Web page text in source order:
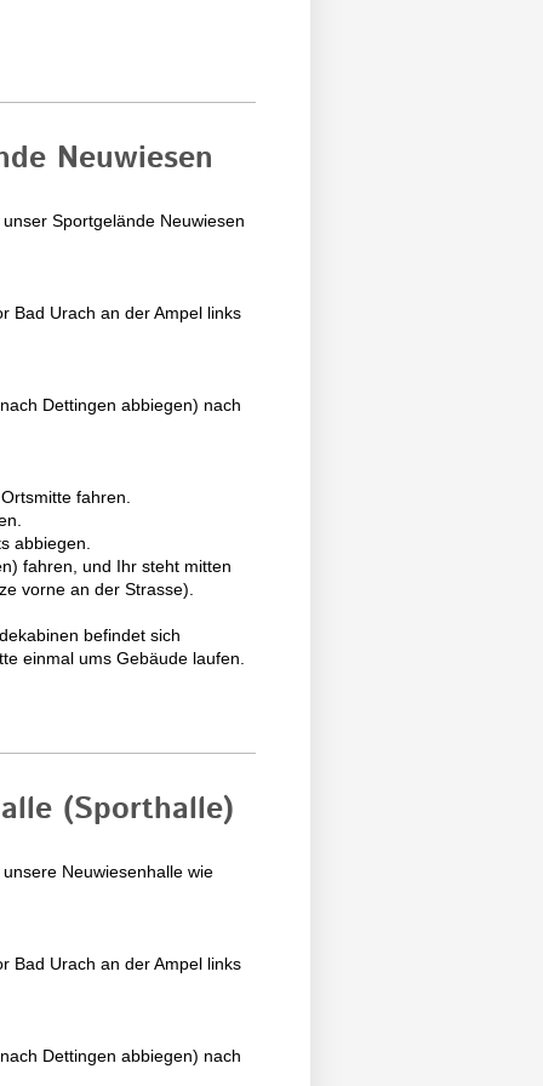
Neuwiesen
Sportgelände Neuwiesen
Bad Urach an der Ampel links
Dettingen abbiegen) nach
fahren.
abbiegen.
fahren, und Ihr steht mitten
vorne an der Strasse).
befindet sich
einmal ums Gebäude laufen.
(Sporthalle)
Neuwiesenhalle wie
Bad Urach an der Ampel links
Dettingen abbiegen) nach